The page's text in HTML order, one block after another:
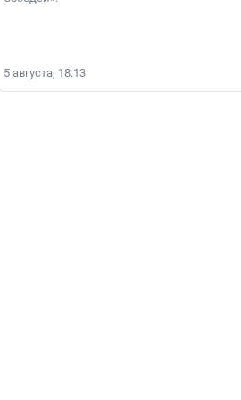
5 августа, 18:13